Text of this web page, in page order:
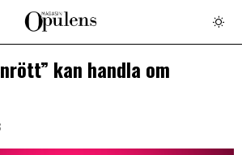
kan handla om